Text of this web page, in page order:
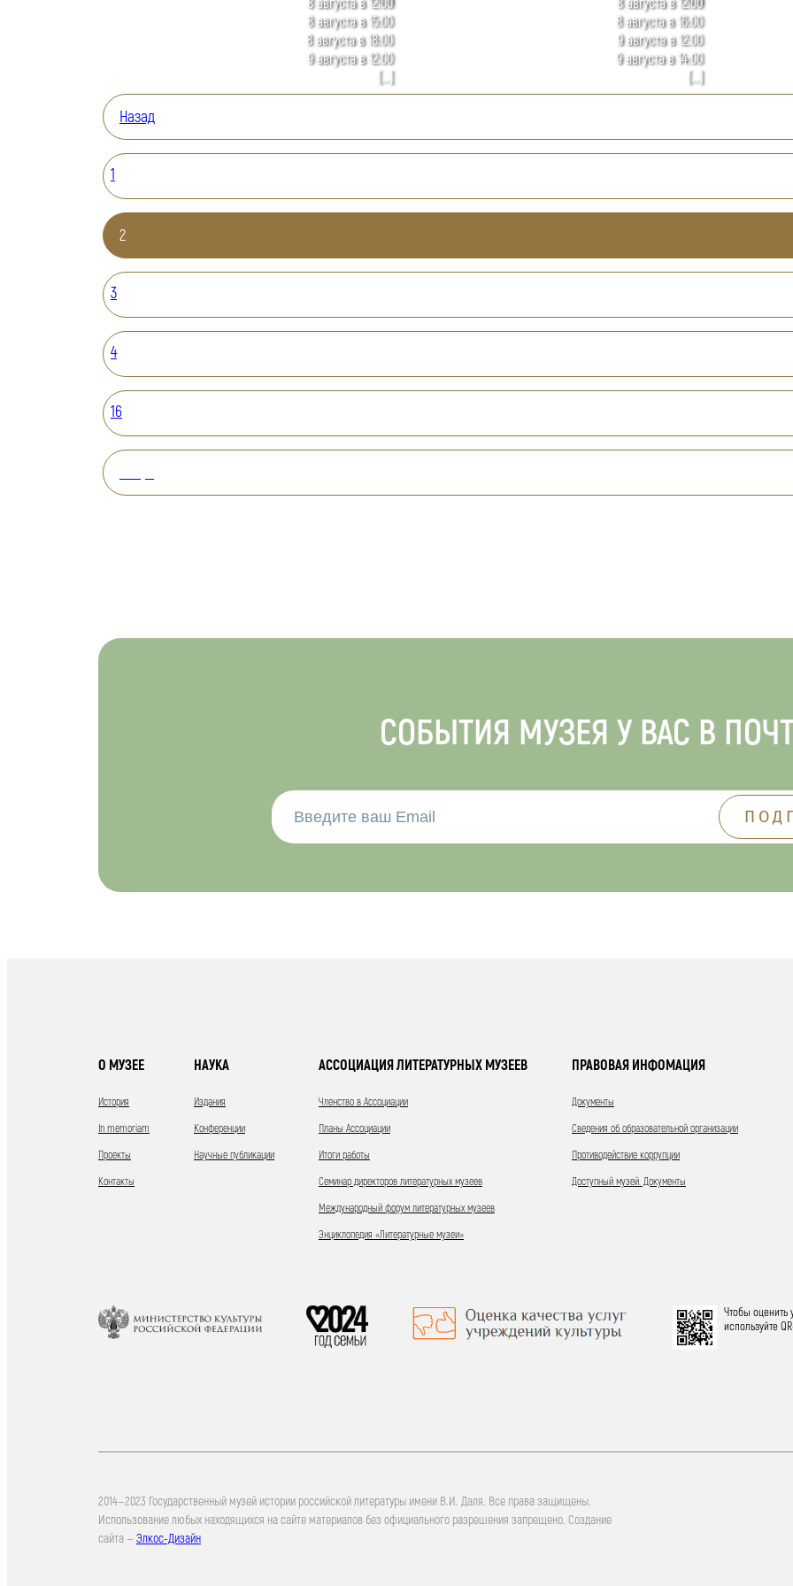
8 августа в 15:00
8 августа в 18:00
9 августа в 12:00
[...]
8 августа в 16:00
9 августа в 12:00
9 августа в 14:00
[...]
Назад
1
2
3
4
16
СОБЫТИЯ МУЗЕЯ У ВАС В
О МУЗЕЕ
История
In memoriam
Проекты
Контакты
НАУКА
Издания
Конференции
Научные публикации
АССОЦИАЦИЯ ЛИТЕРАТУРНЫХ МУЗЕЕВ
Членство в Ассоциации
Планы Ассоциации
Итоги работы
Семинар директоров литературных музеев
Международный форум литературных музеев
Энциклопедия «Литературные музеи»
ПРАВОВАЯ ИНФОМАЦИЯ
Документы
Сведения об образовательной организации
Противодействие коррупции
Доступный музей. Документы
Чтобы оценить
используйте
2014—2023 Государственный музей истории российской литературы имени В.И. Даля. Все права защищены.
Использование любых находящихся на сайте материалов без официального разрешения запрещено. Создание
сайта — Элкос-Дизайн